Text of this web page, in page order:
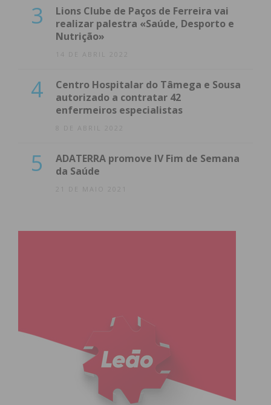
3
Lions Clube de Paços de Ferreira vai
realizar palestra «Saúde, Desporto e
Nutrição»
14 DE ABRIL 2022
4
Centro Hospitalar do Tâmega e Sousa
autorizado a contratar 42
enfermeiros especialistas
8 DE ABRIL 2022
5
ADATERRA promove IV Fim de Semana
da Saúde
21 DE MAIO 2021